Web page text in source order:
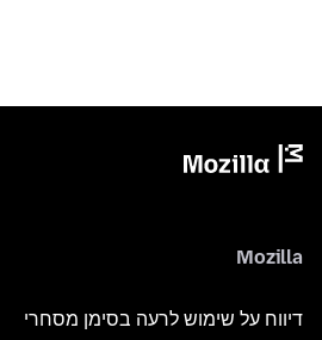
Mozilla
דיווח על שימוש לרעה בסימן מסחרי